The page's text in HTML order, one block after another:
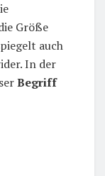
Größe
auch
In der
Begriff